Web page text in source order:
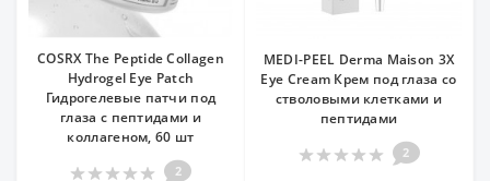
COSRX The Peptide Collagen
Hydrogel Eye Patch
Гидрогелевые патчи под
глаза с пептидами и
коллагеном, 60 шт
2
MEDI-PEEL Derma Maison 3X
Eye Cream Крем под глаза со
стволовыми клетками и
пептидами
2